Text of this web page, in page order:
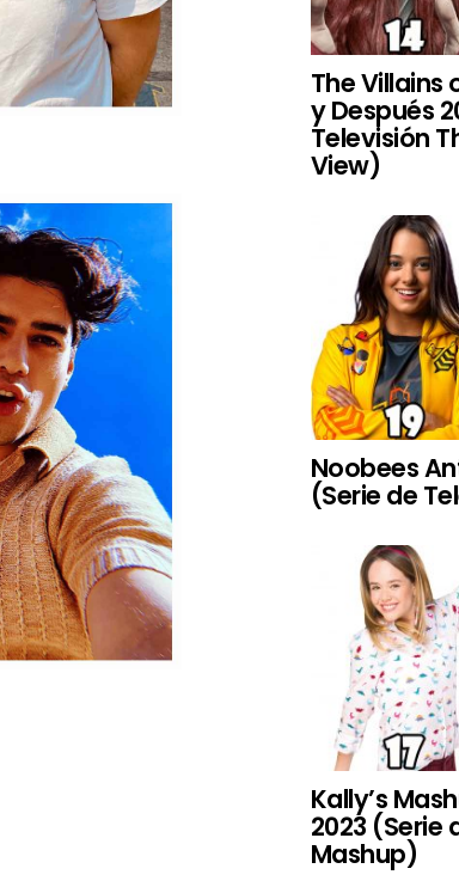
The Villains
y Después
Televisión
View)
Noobees
(Serie de
Kally’s
2023 (Serie
Mashup)